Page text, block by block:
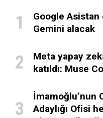
Google Asistan
Gemini alacak
Meta yapay
katıldı: Muse
İmamoğlu’nun
Adaylığı Ofisi